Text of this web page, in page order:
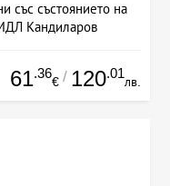
със състоянието на
Кандиларов
61.36
€ / 120.01
лв.